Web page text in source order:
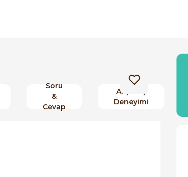
Soru
&
Cevap
Alışveriş
Deneyimi